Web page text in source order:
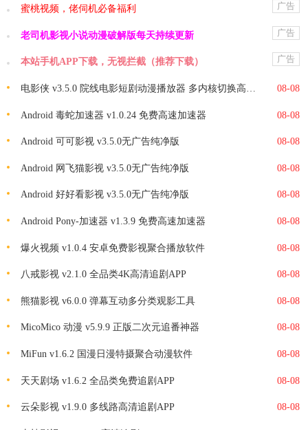
蜜桃视频，佬伺机必备福利 广告
老司机影视小说动漫破解版每天持续更新 广告
本站手机APP下载，无视拦截（推荐下载） 广告
电影侠 v3.5.0 院线电影短剧动漫播放器 多内核切换高清观影软件 08-08
Android 毒蛇加速器 v1.0.24 免费高速加速器 08-08
Android 可可影视 v3.5.0无广告纯净版 08-08
Android 网飞猫影视 v3.5.0无广告纯净版 08-08
Android 好好看影视 v3.5.0无广告纯净版 08-08
Android Pony-加速器 v1.3.9 免费高速加速器 08-08
爆火视频 v1.0.4 安卓免费影视聚合播放软件 08-08
八戒影视 v2.1.0 全品类4K高清追剧APP 08-08
熊猫影视 v6.0.0 弹幕互动多分类观影工具 08-08
MicoMico 动漫 v5.9.9 正版二次元追番神器 08-08
MiFun v1.6.2 国漫日漫特摄聚合动漫软件 08-08
天天剧场 v1.6.2 全品类免费追剧APP 08-08
云朵影视 v1.9.0 多线路高清追剧APP 08-08